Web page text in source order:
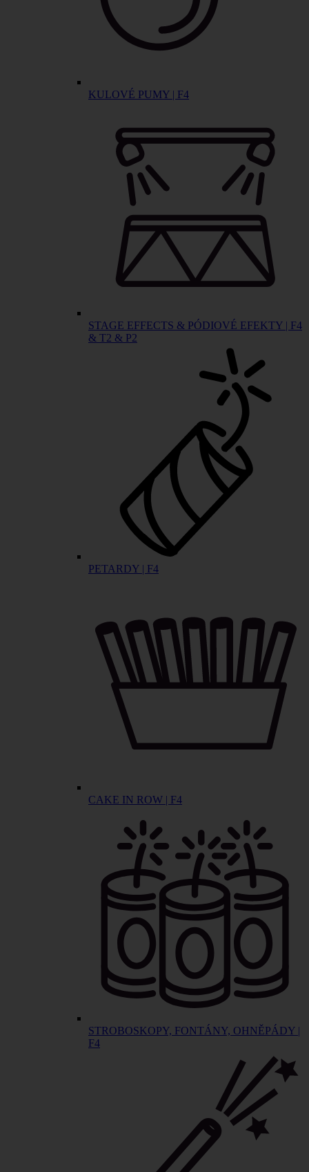
KULOVÉ PUMY | F4
STAGE EFFECTS & PÓDIOVÉ EFEKTY | F4
& T2 & P2
PETARDY | F4
CAKE IN ROW | F4
STROBOSKOPY, FONTÁNY, OHNĚPÁDY |
F4